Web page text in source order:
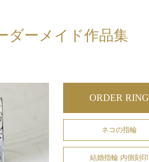
ダーメイド作品集
ORDER RING
ネコの指輪
結婚指輪 内側刻印